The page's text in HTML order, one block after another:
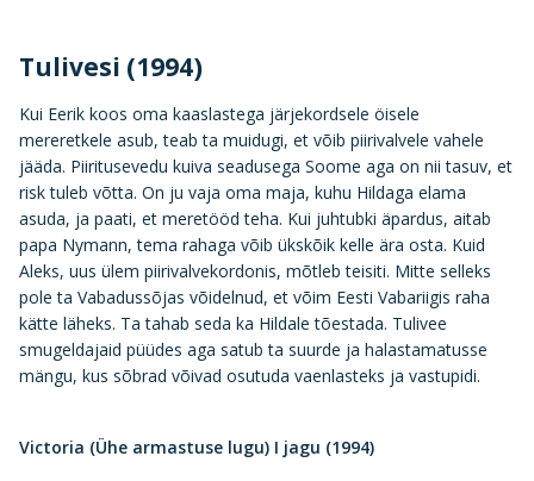
Tulivesi (1994)
Kui Eerik koos oma kaaslastega järjekordsele öisele
mereretkele asub, teab ta muidugi, et võib piirivalvele vahele
jääda. Piiritusevedu kuiva seadusega Soome aga on nii tasuv, et
risk tuleb võtta. On ju vaja oma maja, kuhu Hildaga elama
asuda, ja paati, et meretööd teha. Kui juhtubki äpardus, aitab
papa Nymann, tema rahaga võib ükskõik kelle ära osta. Kuid
Aleks, uus ülem piirivalvekordonis, mõtleb teisiti. Mitte selleks
pole ta Vabadussõjas võidelnud, et võim Eesti Vabariigis raha
kätte läheks. Ta tahab seda ka Hildale tõestada. Tulivee
smugeldajaid püüdes aga satub ta suurde ja halastamatusse
mängu, kus sõbrad võivad osutuda vaenlasteks ja vastupidi.
Victoria (Ühe armastuse lugu) I jagu (1994)